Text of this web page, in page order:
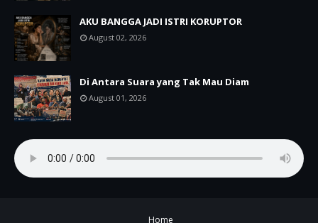
AKU BANGGA JADI ISTRI KORUPTOR
August 02, 2026
Di Antara Suara yang Tak Mau Diam
August 01, 2026
Home